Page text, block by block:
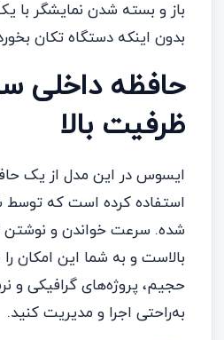
باز و بسته شدن نمایشگر
بدون اینکه دستگاه تکان بخورد
حافظه داخلی
ظرفیت بالا
استفاده کرده است که
بالاست و به شما این امکان
حجیم، پروژه‌های گرافیکی و
به‌راحتی اجرا و مدیریت کنید.